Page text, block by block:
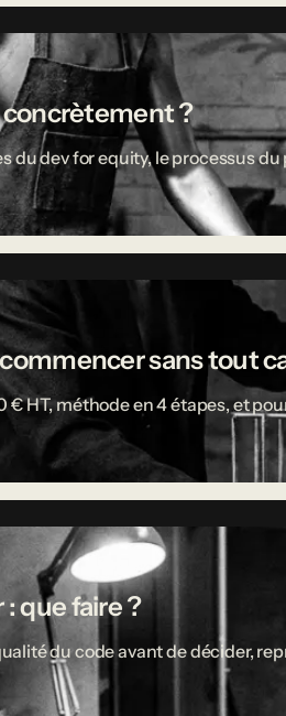
concrètement ?
du dev for equity, le processus
sans tout
€ HT, méthode en 4 étapes, et
que faire ?
du code avant de décider,